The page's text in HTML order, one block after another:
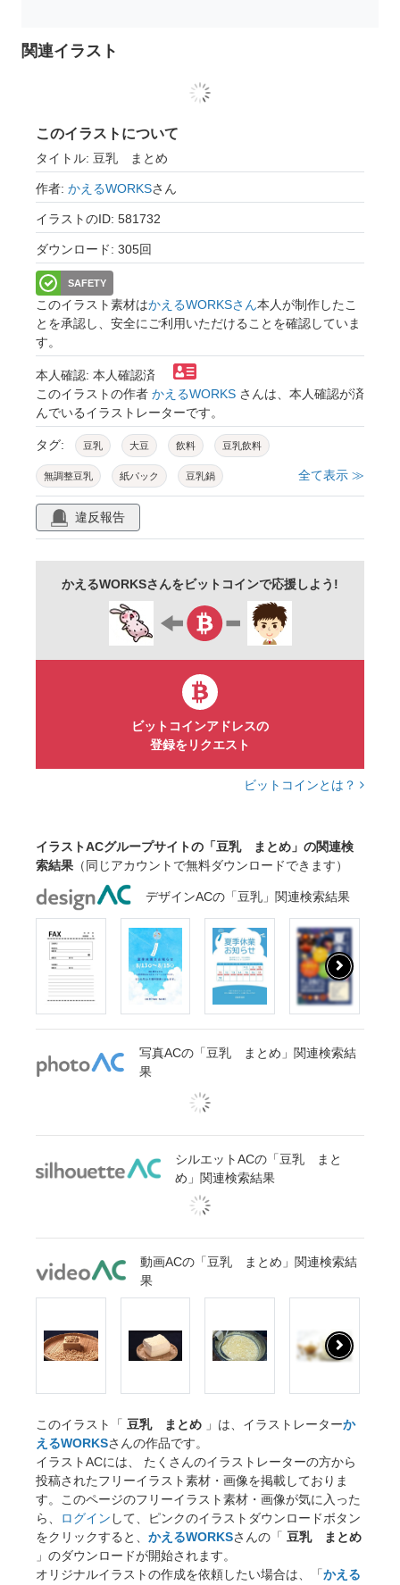
関連イラスト
このイラストについて
タイトル: 豆乳 まとめ
作者: かえるWORKSさん
イラストのID: 581732
ダウンロード: 305回
SAFETY
このイラスト素材はかえるWORKSさん本人が制作したこ
とを承認し、安全にご利用いただけることを確認していま
す。
本人確認: 本人確認済
このイラストの作者 かえるWORKS さんは、本人確認が済
んでいるイラストレーターです。
タグ: 豆乳 大豆 飲料 豆乳飲料
無調整豆乳 紙パック 豆乳鍋
パック飲料 大豆イソフラボン
飲み物 飲物 ドリンク 水分 液体
栄養補助 高タンパク
高蛋白 高たん白 低カロリー カロリー
エストロゲン 要冷蔵
紙パック飲料 冷たい
加工品 麦芽
ミニサイズ
全て表示 ≫
違反報告
かえるWORKSさんをビットコインで応援しよう!
ビットコインアドレスの
登録をリクエスト
ビットコインとは？
イラストACグループサイトの「豆乳 まとめ」の関連検
索結果 （同じアカウントで無料ダウンロードできます）
デザインACの「豆乳」関連検索結果
写真ACの「豆乳 まとめ」関連検索結
果
シルエットACの「豆乳 まと
め」関連検索結果
動画ACの「豆乳 まとめ」関連検索結
果
このイラスト「 豆乳 まとめ 」は、イラストレーターか
えるWORKSさんの作品です。
イラストACには、 たくさんのイラストレーターの方から
投稿されたフリーイラスト素材・画像を掲載しておりま
す。このページのフリーイラスト素材・画像が気に入った
ら、
ログイン して、ピンクのイラストダウンロードボタン
をクリックすると、 かえるWORKSさんの「 豆乳 まとめ
」のダウンロードが開始されます。
オリジナルイラストの作成を依頼したい場合は、「かえる